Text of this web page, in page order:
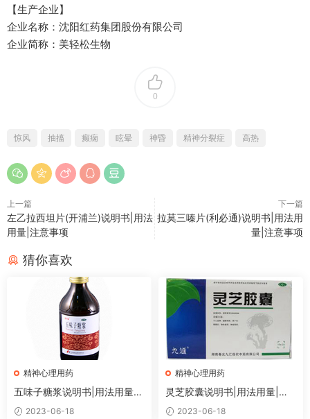
【生产企业】
企业名称：沈阳红药集团股份有限公司
企业简称：美轻松生物
0
惊风 抽搐 癫痫 眩晕 神昏 精神分裂症 高热
上一篇
左乙拉西坦片(开浦兰)说明书|用法
用量|注意事项
下一篇
拉莫三嗪片(利必通)说明书|用法用
量|注意事项
猜你喜欢
精神心理用药
五味子糖浆说明书|用法用量|
注意事项
2023-06-18
精神心理用药
灵芝胶囊说明书|用法用量|注
意事项
2023-06-18